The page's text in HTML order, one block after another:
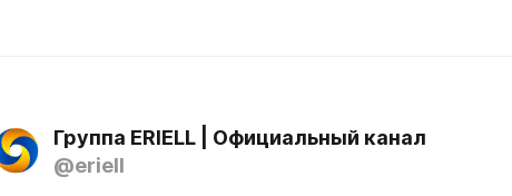
Группа ERIELL | Официальный канал
@eriell